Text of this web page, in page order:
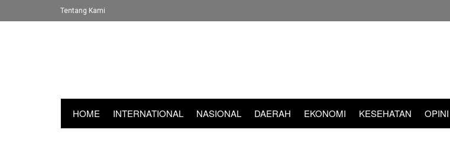
Tentang Kami
HOME INTERNATIONAL NASIONAL DAERAH EKONOMI KESEHATAN OPINI